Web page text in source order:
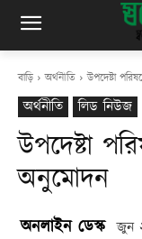
বাড়ি অর্থনীতি উপদেষ্টা
অর্থনীতি লিড নিউজ
উপদেষ্টা
অনুমোদন
অনলাইন ডেস্ক জুন